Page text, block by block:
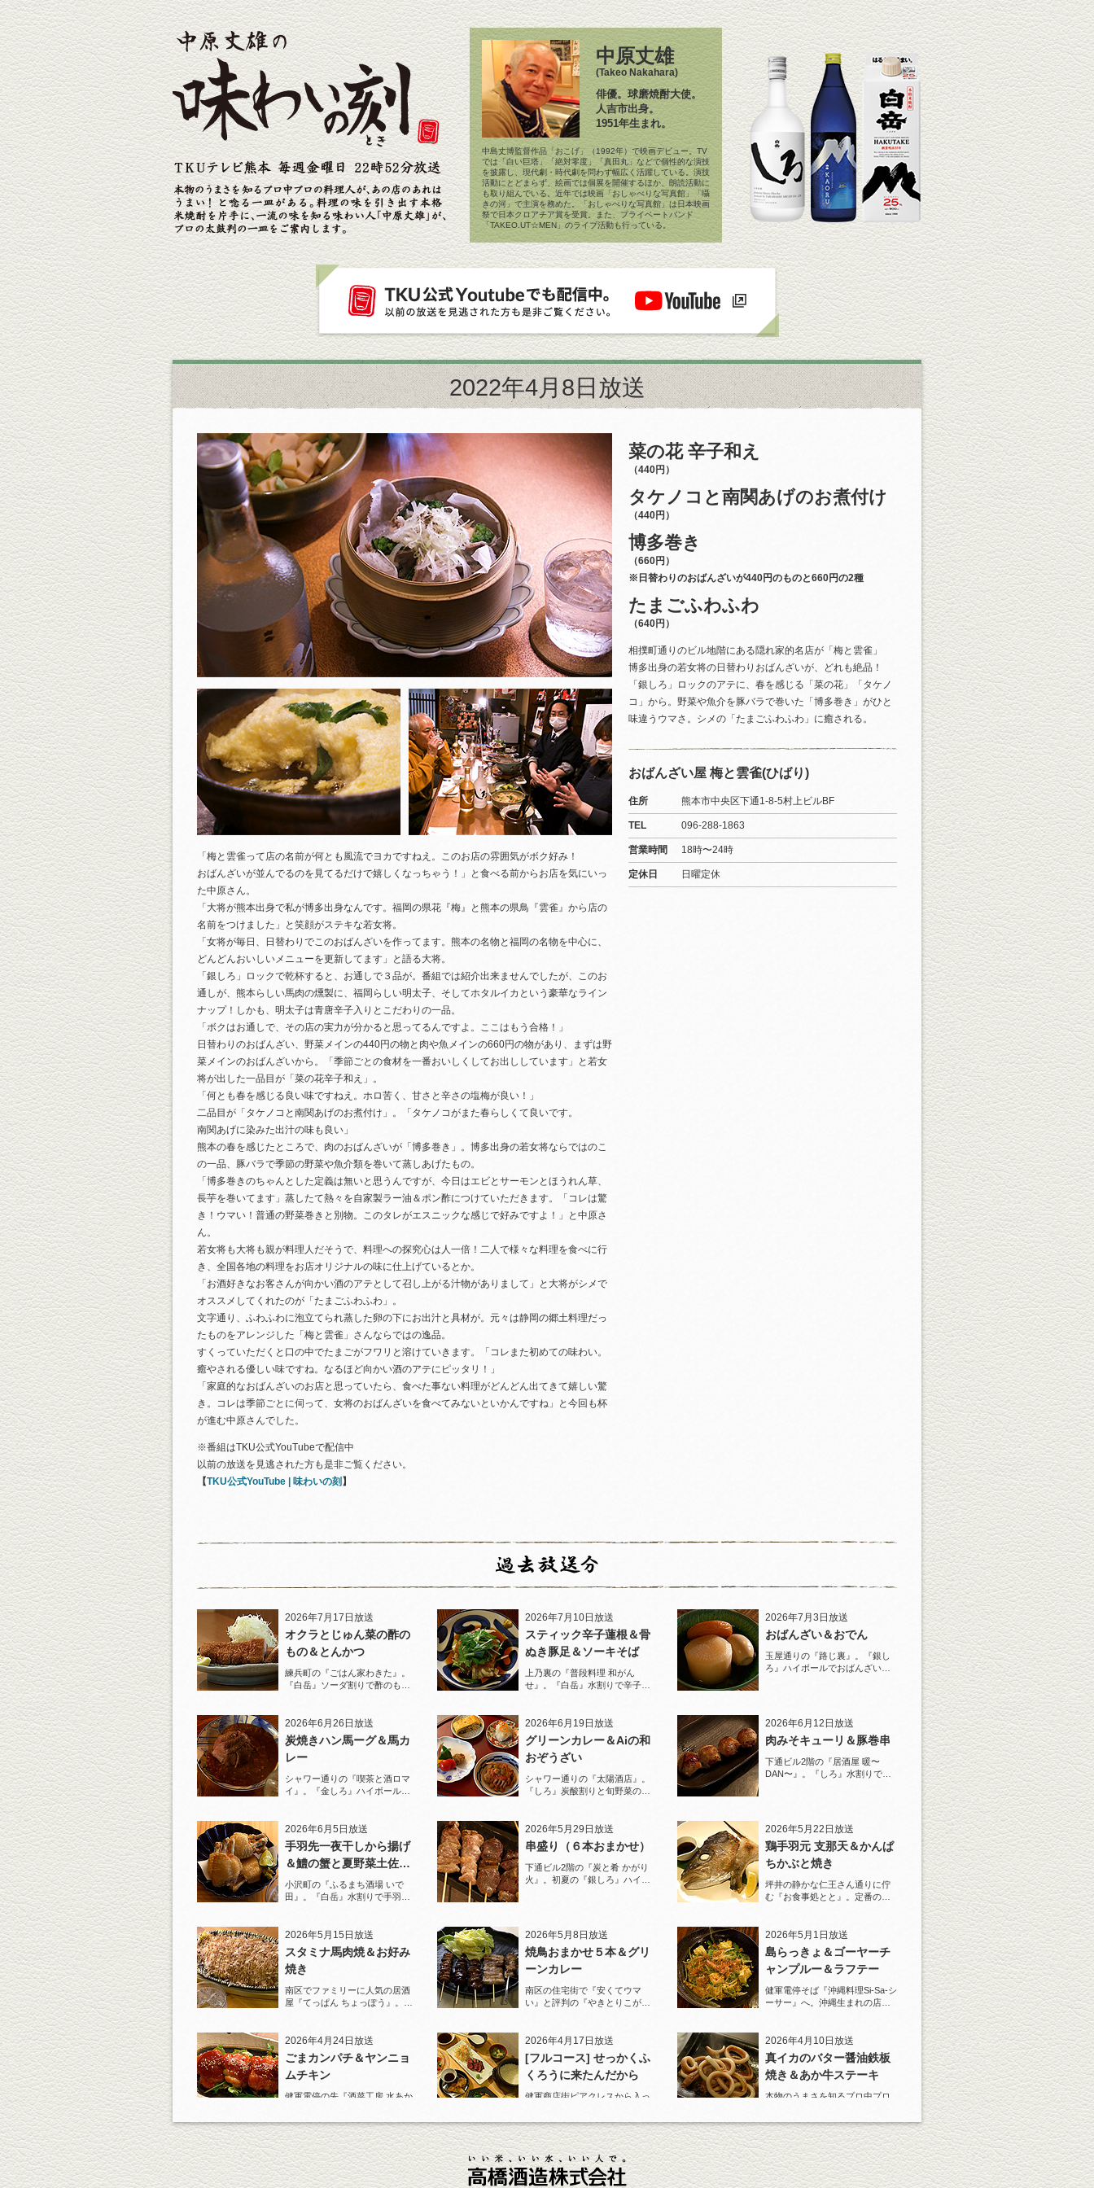
中原丈雄
(Takeo Nakahara)
俳優。球磨焼酎大使。
人吉市出身。
1951年生まれ。
中島丈博監督作品「おこげ」（1992年）で映画デビュー。TV
では「白い巨塔」「絶対零度」「真田丸」などで個性的な演技
を披露し、現代劇・時代劇を問わず幅広く活躍している。演技
活動にとどまらず、絵画では個展を開催するほか、朗読活動に
も取り組んでいる。近年では映画「おしゃべりな写真館」「囁
きの河」で主演を務めた。「おしゃべりな写真館」は日本映画
祭で日本クロアチア賞を受賞。また、プライベートバンド
「TAKEO.UT☆MEN」のライブ活動も行っている。
2022年4月8日放送
菜の花 辛子和え
（440円）
タケノコと南関あげのお煮付け
（440円）
博多巻き
（660円）
※日替わりのおばんざいが440円のものと660円の2種
たまごふわふわ
（640円）
相撲町通りのビル地階にある隠れ家的名店が「梅と雲雀」
博多出身の若女将の日替わりおばんざいが、どれも絶品！
「銀しろ」ロックのアテに、春を感じる「菜の花」「タケノ
コ」から。野菜や魚介を豚バラで巻いた「博多巻き」がひと
味違うウマさ。シメの「たまごふわふわ」に癒される。
「梅と雲雀って店の名前が何とも風流でヨカですねえ。このお店の雰囲気がボク好み！
おばんざいが並んでるのを見てるだけで嬉しくなっちゃう！」と食べる前からお店を気にいっ
た中原さん。
「大将が熊本出身で私が博多出身なんです。福岡の県花『梅』と熊本の県鳥『雲雀』から店の
名前をつけました」と笑顔がステキな若女将。
「女将が毎日、日替わりでこのおばんざいを作ってます。熊本の名物と福岡の名物を中心に、
どんどんおいしいメニューを更新してます」と語る大将。
「銀しろ」ロックで乾杯すると、お通しで３品が。番組では紹介出来ませんでしたが、このお
通しが、熊本らしい馬肉の燻製に、福岡らしい明太子、そしてホタルイカという豪華なライン
ナップ！しかも、明太子は青唐辛子入りとこだわりの一品。
「ボクはお通しで、その店の実力が分かると思ってるんですよ。ここはもう合格！」
日替わりのおばんざい、野菜メインの440円の物と肉や魚メインの660円の物があり、まずは野
菜メインのおばんざいから。「季節ごとの食材を一番おいしくしてお出ししています」と若女
将が出した一品目が「菜の花辛子和え」。
「何とも春を感じる良い味ですねえ。ホロ苦く、甘さと辛さの塩梅が良い！」
二品目が「タケノコと南関あげのお煮付け」。「タケノコがまた春らしくて良いです。
南関あげに染みた出汁の味も良い」
熊本の春を感じたところで、肉のおばんざいが「博多巻き」。博多出身の若女将ならではのこ
の一品、豚バラで季節の野菜や魚介類を巻いて蒸しあげたもの。
「博多巻きのちゃんとした定義は無いと思うんですが、今日はエビとサーモンとほうれん草、
長芋を巻いてます」蒸したて熱々を自家製ラー油＆ポン酢につけていただきます。「コレは驚
き！ウマい！普通の野菜巻きと別物。このタレがエスニックな感じで好みですよ！」と中原さ
ん。
若女将も大将も親が料理人だそうで、料理への探究心は人一倍！二人で様々な料理を食べに行
き、全国各地の料理をお店オリジナルの味に仕上げているとか。
「お酒好きなお客さんが向かい酒のアテとして召し上がる汁物がありまして」と大将がシメで
オススメしてくれたのが「たまごふわふわ」。
文字通り、ふわふわに泡立てられ蒸した卵の下にお出汁と具材が。元々は静岡の郷土料理だっ
たものをアレンジした「梅と雲雀」さんならではの逸品。
すくっていただくと口の中でたまごがフワリと溶けていきます。「コレまた初めての味わい。
癒やされる優しい味ですね。なるほど向かい酒のアテにピッタリ！」
「家庭的なおばんざいのお店と思っていたら、食べた事ない料理がどんどん出てきて嬉しい驚
き。コレは季節ごとに伺って、女将のおばんざいを食べてみないといかんですね」と今回も杯
が進む中原さんでした。
※番組はTKU公式YouTubeで配信中
以前の放送を見逃された方も是非ご覧ください。
【TKU公式YouTube | 味わいの刻 】
おばんざい屋 梅と雲雀(ひばり)
住所 熊本市中央区下通1-8-5村上ビルBF
TEL 096-288-1863
営業時間 18時〜24時
定休日 日曜定休
2026年7月17日放送
オクラとじゅん菜の酢の
もの＆とんかつ
練兵町の『ごはん家わきた』。
『白岳』ソーダ割りで酢のもの
2026年7月10日放送
スティック辛子蓮根＆骨
ぬき豚足＆ソーキそば
上乃裏の『普段料理 和がん
せ』。『白岳』水割りで辛子蓮
2026年7月3日放送
おばんざい＆おでん
玉屋通りの『路じ裏』。『銀し
ろ』ハイボールでおばんざいと
2026年6月26日放送
炭焼きハン馬ーグ＆馬カ
レー
シャワー通りの『喫茶と酒ロマ
イ』。『金しろ』ハイボールで
2026年6月19日放送
グリーンカレー＆Aiの和
おぞうざい
シャワー通りの『太陽酒店』。
『しろ』炭酸割りと旬野菜のお
2026年6月12日放送
肉みそキューリ＆豚巻串
下通ビル2階の『居酒屋 暖〜
DAN〜』。『しろ』水割りで夏
2026年6月5日放送
手羽先一夜干しから揚げ
＆鱧の蟹と夏野菜土佐酢
ジュレがけ
小沢町の『ふるまち酒場 いで
田』。『白岳』水割りで手羽先
2026年5月29日放送
串盛り（６本おまかせ）
下通ビル2階の『炭と肴 かがり
火』。初夏の『銀しろ』ハイボ
2026年5月22日放送
鶏手羽元 支那天＆かんぱ
ちかぶと焼き
坪井の静かな仁王さん通りに佇
む『お食事処とと』。定番の
2026年5月15日放送
スタミナ馬肉焼＆お好み
焼き
南区でファミリーに人気の居酒
屋『てっぱん ちょっぽう』。王
2026年5月8日放送
焼鳥おまかせ５本＆グリ
ーンカレー
南区の住宅街で『安くてウマ
い』と評判の『やきとりこがめ
ジューシー！
2026年5月1日放送
島らっきょ＆ゴーヤーチ
ャンプルー＆ラフテー
健軍電停そば『沖縄料理Si-Sa-シ
ーサー』へ。沖縄生まれの店主
2026年4月24日放送
ごまカンパチ＆ヤンニョ
ムチキン
健軍電停の先『酒菜工房 水あか
杯！まずは『ごまカンパチ』を
肴に。
2026年4月17日放送
[フルコース] せっかくふ
くろうに来たんだから
健軍商店街ピアクレスから入っ
はんや ふくろう』。
2026年4月10日放送
真イカのバター醤油鉄板
焼き＆あか牛ステーキ
本物のうまさを知るプロ中プロ
まい！と唸る一皿がある。
2026年4月3日放送
元祖 鶏焼売＆牛テールの
土鍋めし
2026年3月27日放送
ポテトサラダ＆油淋鶏
西銀座通りのビル地下『カラオ
2026年3月20日放送
原始焼き 大トロ鰯の塩焼
き/キンキの塩焼き など